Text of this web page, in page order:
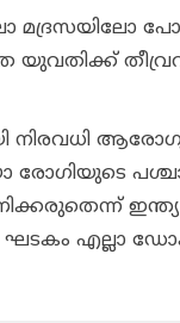
മദ്രസയിലോ
നിരവധി
രോഗിയുടെ
എല്ലാ